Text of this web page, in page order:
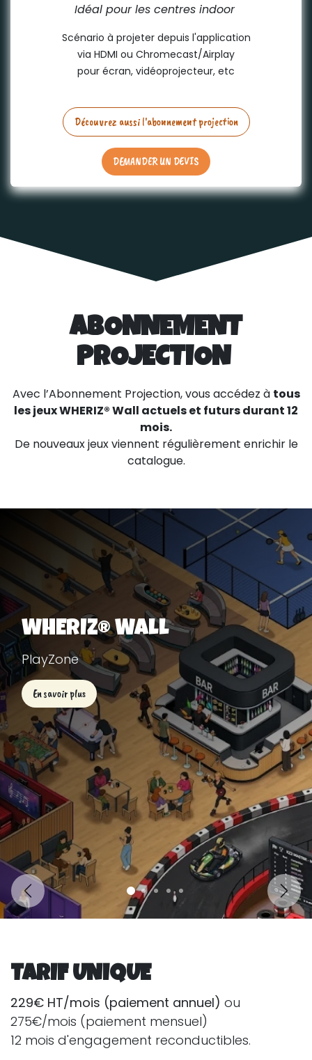
Idéal pour les centres indoor
Scénario à projeter depuis l'application
via HDMI ou Chromecast/Airplay
pour écran, vidéoprojecteur, etc
Découvrez aussi l'abonnement projection
DEMANDER UN DEVIS
ABONNEMENT
PROJECTION
Avec l’Abonnement Projection, vous accédez à tous
les jeux WHERIZ® Wall actuels et futurs durant 12
mois.
De nouveaux jeux viennent régulièrement enrichir le
catalogue.
WHERIZ® Wall
PlayZone
En savoir plus
Précédent
TARIF UNIQUE
229€ HT/mois (paiement annuel) ou
275€/mois (paiement mensuel)
12 mois d'engagement reconductibles.